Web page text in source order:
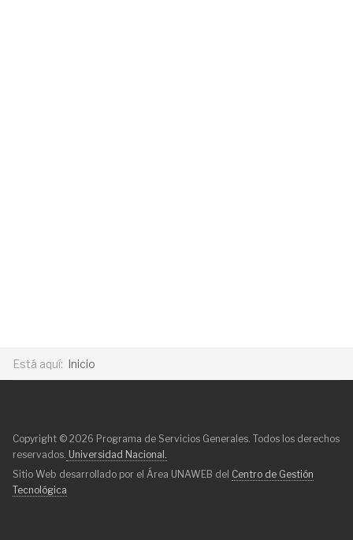
Está aquí: Inicio
Copyright © 2026 Programa de Servicios Generales. Todos los derechos
reservados. Universidad Nacional.
Sitio Web desarrollado por el Área UNAWEB del Centro de Gestión
Tecnológica